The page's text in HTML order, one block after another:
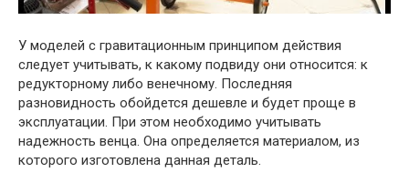
У моделей с гравитационным принципом действия
следует учитывать, к какому подвиду они относится: к
редукторному либо венечному. Последняя
разновидность обойдется дешевле и будет проще в
эксплуатации. При этом необходимо учитывать
надежность венца. Она определяется материалом, из
которого изготовлена данная деталь.